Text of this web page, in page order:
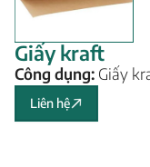
Giấy kraft
Công dụng: Giấy
Liên hệ